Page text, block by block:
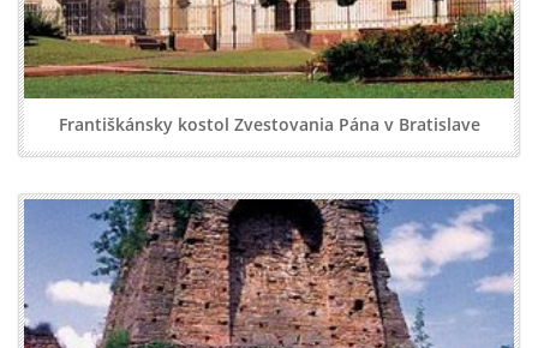
Františkánsky kostol Zvestovania Pána v Bratislave